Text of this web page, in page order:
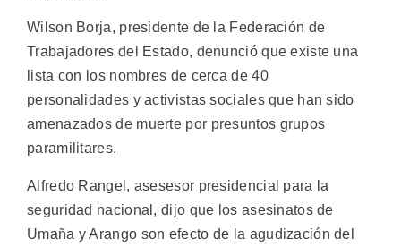
Wilson Borja, presidente de la Federación de
Trabajadores del Estado, denunció que existe una
lista con los nombres de cerca de 40
personalidades y activistas sociales que han sido
amenazados de muerte por presuntos grupos
paramilitares.
Alfredo Rangel, asesesor presidencial para la
seguridad nacional, dijo que los asesinatos de
Umaña y Arango son efecto de la agudización del